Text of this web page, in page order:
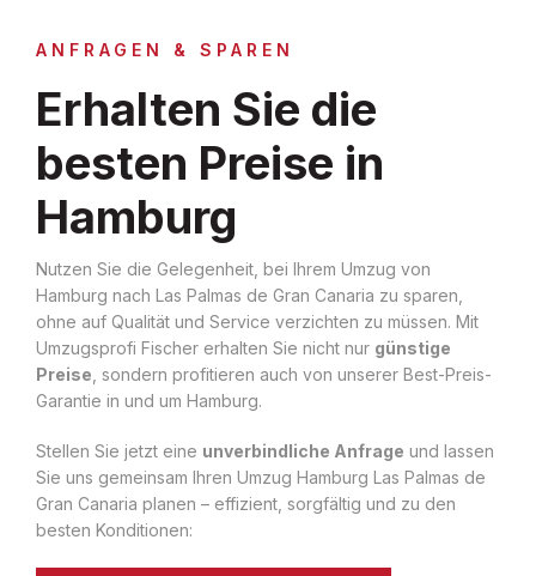
ANFRAGEN & SPAREN
Erhalten Sie die
besten Preise in
Hamburg
Nutzen Sie die Gelegenheit, bei Ihrem Umzug von
Hamburg nach Las Palmas de Gran Canaria zu sparen,
ohne auf Qualität und Service verzichten zu müssen. Mit
Umzugsprofi Fischer erhalten Sie nicht nur günstige
Preise , sondern profitieren auch von unserer Best-Preis-
Garantie in und um Hamburg.
Stellen Sie jetzt eine unverbindliche Anfrage und lassen
Sie uns gemeinsam Ihren Umzug Hamburg Las Palmas de
Gran Canaria planen – effizient, sorgfältig und zu den
besten Konditionen: